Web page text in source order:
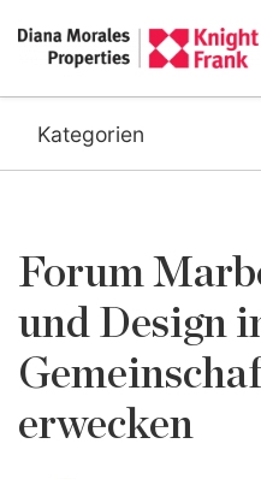
Kategorien
Forum
und Design
erwecken